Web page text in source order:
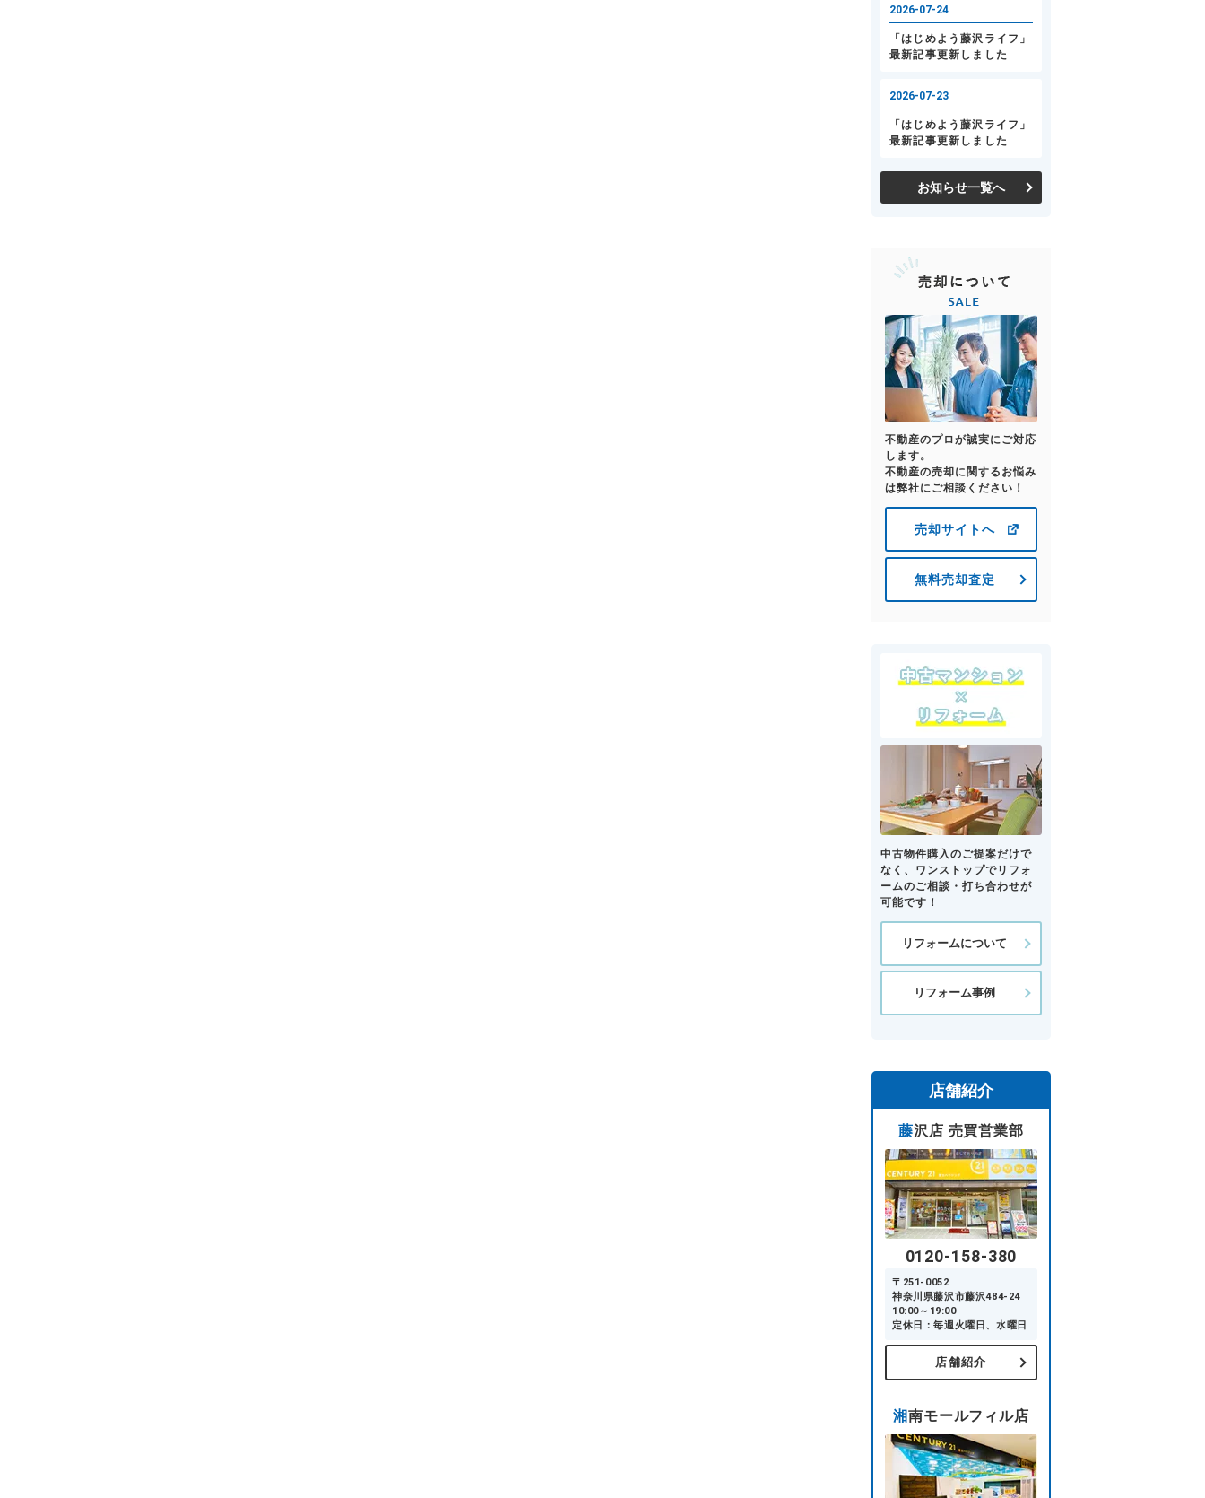
お知らせ一覧へ
不動産のプロが誠実にご対応
します。
不動産の売却に関するお悩み
は弊社にご相談ください！
売却サイトへ
無料売却査定
中古物件購入のご提案だけで
なく、ワンストップでリフォ
ームのご相談・打ち合わせが
可能です！
リフォームについて
リフォーム事例
店舗紹介
藤沢店 売買営業部
0120-158-380
〒251-0052
神奈川県藤沢市藤沢484-24
10:00～19:00
定休日：毎週火曜日、水曜日
店舗紹介
湘南モールフィル店